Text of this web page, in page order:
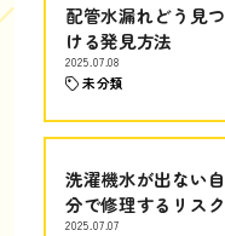
配管水漏れどう見つ
ける発見方法
2025.07.08
未分類
洗濯機水が出ない自
分で修理するリスク
2025.07.07